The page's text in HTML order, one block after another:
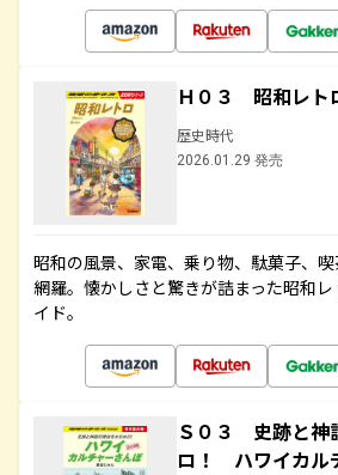
Ｈ０３ 昭和レト
歴史時代
2026.01.29 発売
昭和の風景、家電、乗り物、駄菓子、
網羅。懐かしさと驚きが詰まった昭和
イド。
Ｓ０３ 史跡と神
ロ！ ハワイカル